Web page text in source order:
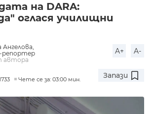
на DARA:
оглася училищни
Ангелова,
автора
A+ A-
Чете се за: 03:00 мин. Запази